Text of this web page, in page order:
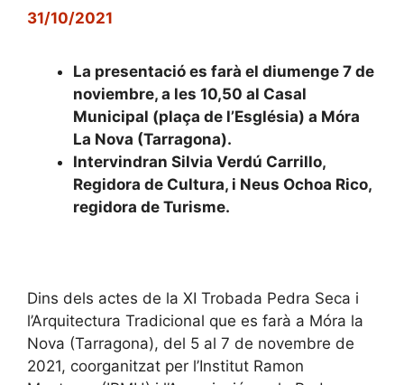
31/10/2021
La presentació es farà el diumenge 7 de
noviembre, a les 10,50 al Casal
Municipal (plaça de l’Església) a Móra
La Nova (Tarragona).
Intervindran Silvia Verdú Carrillo,
Regidora de Cultura, i Neus Ochoa Rico,
regidora de Turisme.
Dins dels actes de la XI Trobada Pedra Seca i
l’Arquitectura Tradicional que es farà a Móra la
Nova (Tarragona), del 5 al 7 de novembre de
2021, coorganitzat per l’Institut Ramon